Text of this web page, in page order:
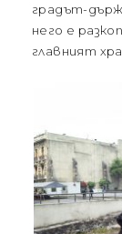
градът-
него е
главният